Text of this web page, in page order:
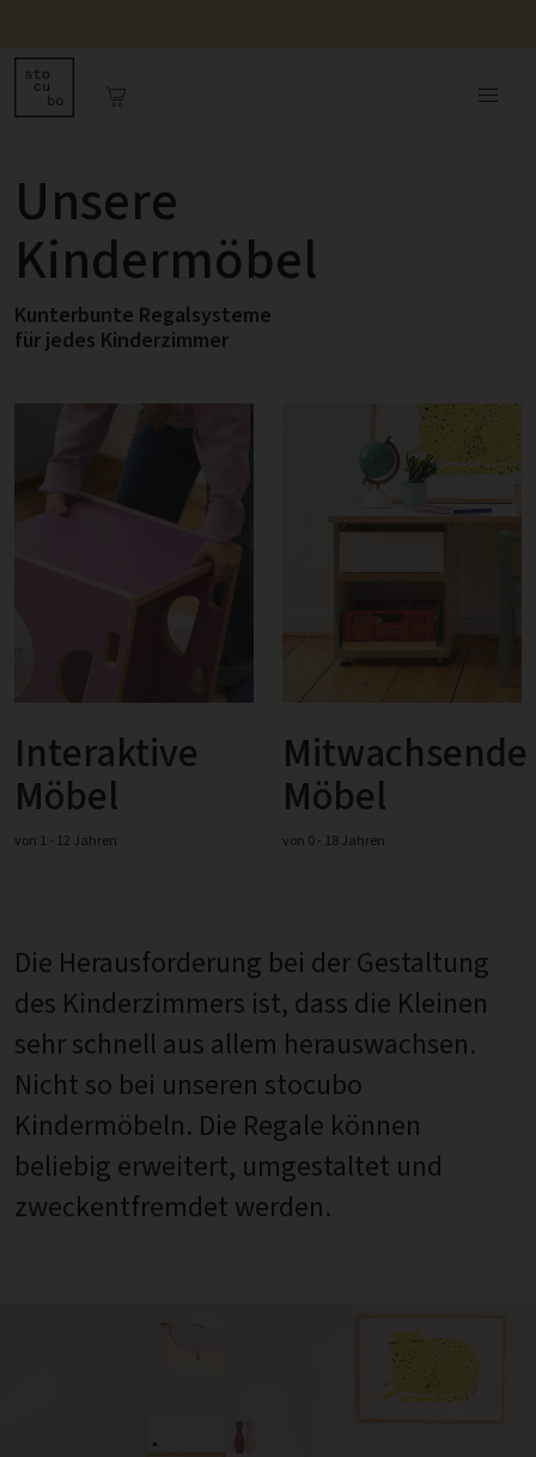
Unsere
Kindermöbel
Kunterbunte Regalsysteme
für jedes Kinderzimmer
Interaktive
Möbel
von 1 - 12 Jahren
Mitwachsende
Möbel
von 0 - 18 Jahren
Die Herausforderung bei der Gestaltung
des Kinderzimmers ist, dass die Kleinen
sehr schnell aus allem herauswachsen.
Nicht so bei unseren stocubo
Kindermöbeln. Die Regale können
beliebig erweitert, umgestaltet und
zweckentfremdet werden.